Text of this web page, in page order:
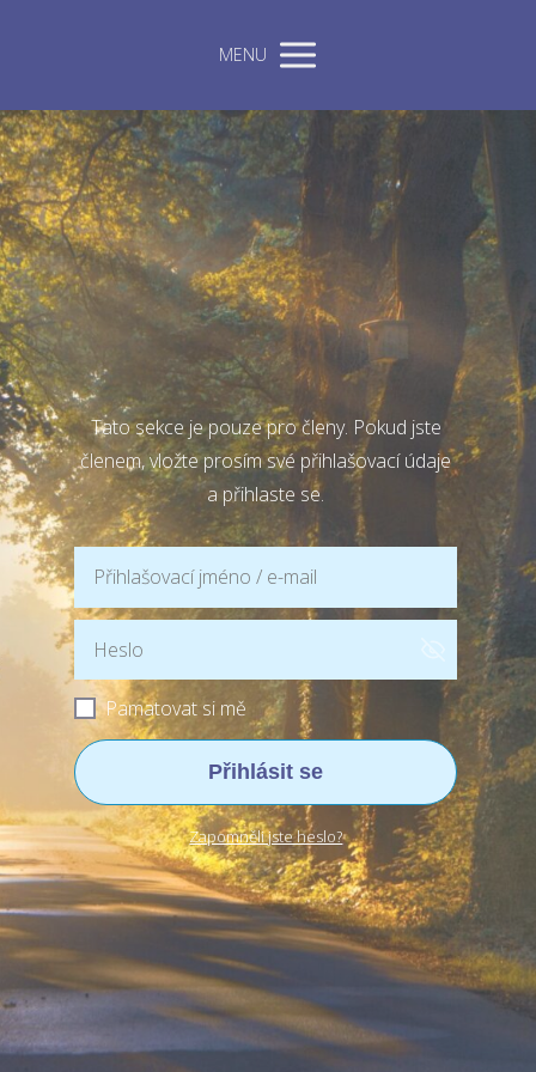
MENU
Tato sekce je pouze pro členy. Pokud jste
členem, vložte prosím své přihlašovací údaje
a přihlaste se.
Pamatovat si mě
Přihlásit se
Zapomněli jste heslo?